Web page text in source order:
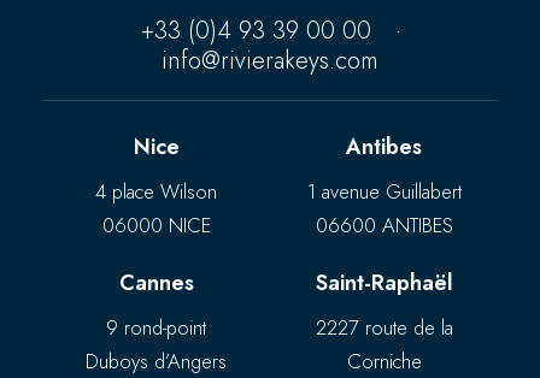
+33 (0)4 93 39 00 00
·
info@rivierakeys.com
Nice
4 place Wilson
06000 NICE
Antibes
1 avenue Guillabert
06600 ANTIBES
Cannes
9 rond-point
Duboys d’Angers
Saint-Raphaël
2227 route de la
Corniche